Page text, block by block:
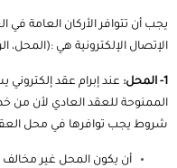
يجب أن تتوافر الأركان العامة
الإتصال الإلكترونية هي :(المحل،
1- المحل:
عند إبرام عقد
الممنوحة للعقد العادي لأن من
شروط يجب توافرها في محل
أن يكون المحل غير مخالف